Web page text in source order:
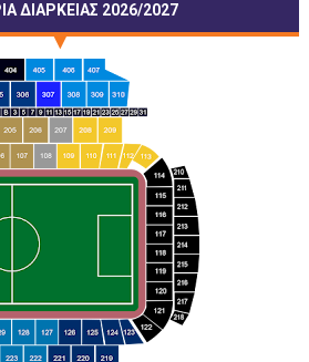
ΔΙΑΡΚΕΙΑΣ 2026/2027